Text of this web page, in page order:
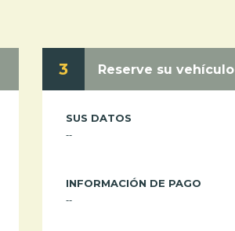
3 Reserve su vehículo
SUS DATOS
--
INFORMACIÓN DE PAGO
--